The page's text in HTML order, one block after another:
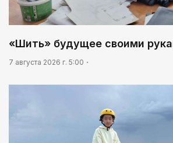
03:30
Нужен ли бумажный документ?
05:00
«Шить» будущее своими
7 августа 2026 г. 5:00